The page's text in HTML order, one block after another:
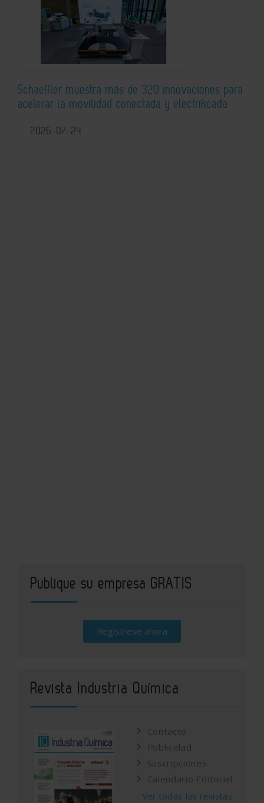
Schaeffler muestra más de 320 innovaciones para
acelerar la movilidad conectada y electrificada
2026-07-24
Publique su empresa GRATIS
Regístrese ahora
Revista Industria Química
Contacto
Publicidad
Suscripciones
Calendario Editorial
Ver todas las revistas